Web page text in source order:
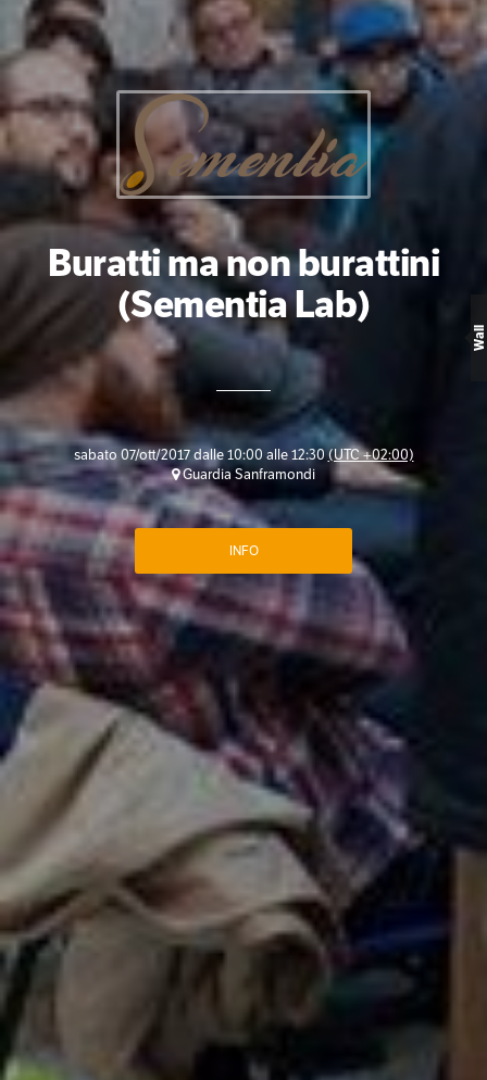
Buratti ma non burattini
(Sementia Lab)
sabato 07/ott/2017 dalle 10:00 alle 12:30(UTC +02:00)
Guardia Sanframondi
INFO
Wall